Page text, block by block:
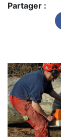
Partager :